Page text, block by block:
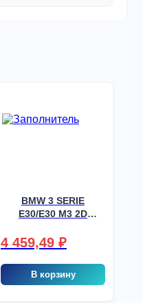
BMW 3 SERIE
E30/E30 M3 2D
FDR CLEAR (88-90),
шт
4 459,49 ₽
В корзину